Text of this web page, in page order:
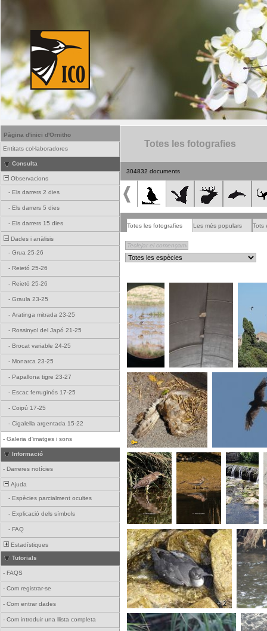
Pàgina d'inici d'Ornitho
Entitats col·laboradores
Consulta
Observacions
- Els darrers 2 dies
- Els darrers 5 dies
- Els darrers 15 dies
Dades i anàlisis
- Grua 25-26
- Reietó 25-26
- Reietó 25-26
- Graula 23-25
- Aratinga mitrada 23-25
- Rossinyol del Japó 21-25
- Brocat variable 24-25
- Monarca 23-25
- Papallona tigre 23-27
- Escac ferruginós 17-25
- Coipú 17-25
- Cigalella argentada 15-22
- Galeria d'imatges i sons
Informació
- Darreres notícies
Ajuda
- Espècies parcialment ocultes
- Explicació dels símbols
- FAQ
Estadístiques
Tutorials
- FAQS
- Com registrar-se
- Com entrar dades
- Com introduir una llista completa
Totes les fotografies
304832 documents
Totes les fotografies Les més populars Tots
+ 2